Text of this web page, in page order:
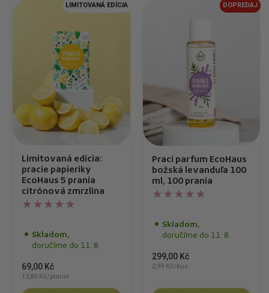
Limitovaná edícia:
pracie papieriky
EcoHaus 5 prania
citrónová zmrzlina
Skladom,
doručíme do 11. 8.
69,00 Kč
13,80 Kč/pranie
LIMITOVANÁ EDÍCIA
Prací parfum EcoHaus
božská levanduľa 100
ml, 100 prania
Skladom,
doručíme do 11. 8.
299,00 Kč
2,99 Kč/kus
DOPREDAJ